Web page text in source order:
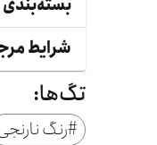
بسته‌بندی
شرایط
تگ‌ها:
#رنگ